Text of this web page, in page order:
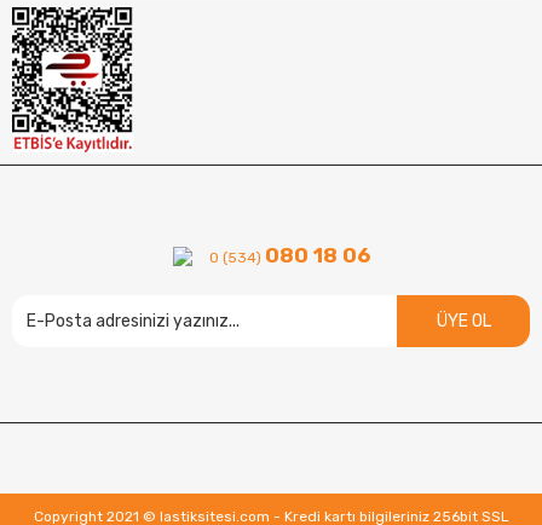
0 (534) 080 18 06
ÜYE OL
Copyright 2021 © lastiksitesi.com - Kredi kartı bilgileriniz 256bit SSL